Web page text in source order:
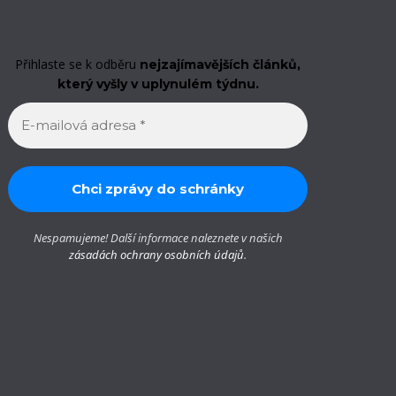
Přihlaste se k odběru nejzajímavějších článků,
který vyšly v uplynulém týdnu.
Nespamujeme! Další informace naleznete v našich
zásadách ochrany osobních údajů.